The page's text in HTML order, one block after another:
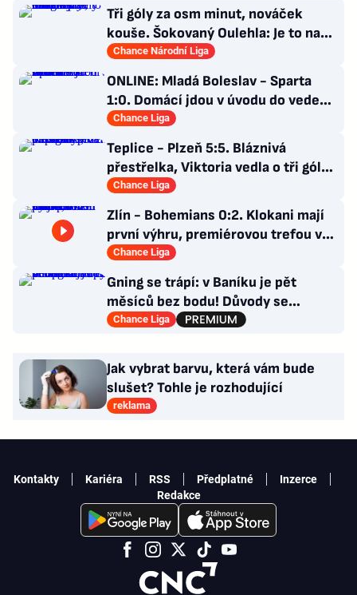
Tři góly za osm minut, nováček
kouše. Šokovaný Oulehla: Je to na
ho*no, řešíme posily
Chance Národní Liga
ONLINE: Mladá Boleslav - Sparta
1:0. Domácí jdou v úvodu do vedení!
Trefil se Šubert
Chance Liga
Teplice - Plzeň 5:5. Bláznivá
přestřelka, Viktoria vedla o tři góly.
Červená pro Krčíka
Chance Liga
Zlín - Bohemians 0:2. Klokani mají
první výhru, premiérovou trefou v
lize rozhodl Mirvald
Chance Liga
Gning se trápí: v Baníku je pět
měsíců bez bodu! Důvody se
opakují u tří trenérů
Chance Liga
Jak vybrat barvu, která vám bude
slušet? Tohle je rozhodující
reklama
Kontakty Kariéra RSS Předplatné
Inzerce
Redakce